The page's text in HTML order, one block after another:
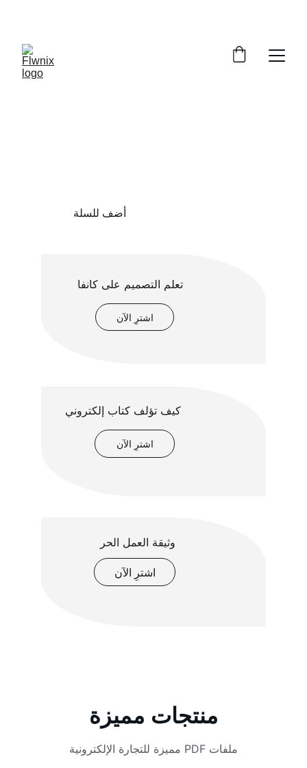
أضف للسلة
تعلم التصميم على كانفا
كيف تؤلف كتاب إلكتروني
وثيقة العمل الحر
اشترِ الآن
اشترِ الآن
اشترِ الآن
منتجات مميزة
ملفات PDF مميزة للتجارة الإلكترونية